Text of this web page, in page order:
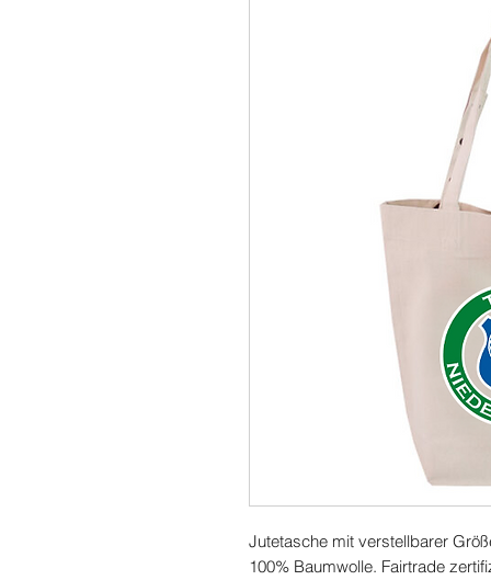
Jutetasche mit verstellbarer
100% Baumwolle. Fairtrade